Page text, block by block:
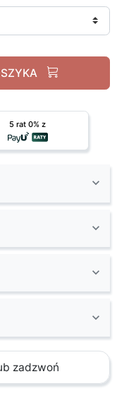
5 rat 0% z
zadzwoń